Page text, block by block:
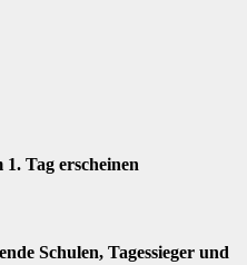
Tag erscheinen
Schulen, Tagessieger und